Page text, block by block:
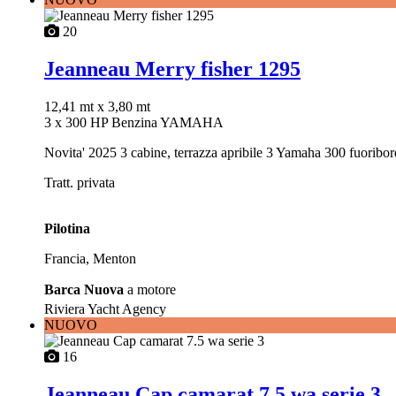
20
Jeanneau Merry fisher 1295
12,41 mt x 3,80 mt
3 x 300 HP Benzina YAMAHA
Novita' 2025 3 cabine, terrazza apribile 3 Yamaha 300
Tratt. privata
Pilotina
Francia, Menton
Barca Nuova a motore
Riviera Yacht Agency
NUOVO
16